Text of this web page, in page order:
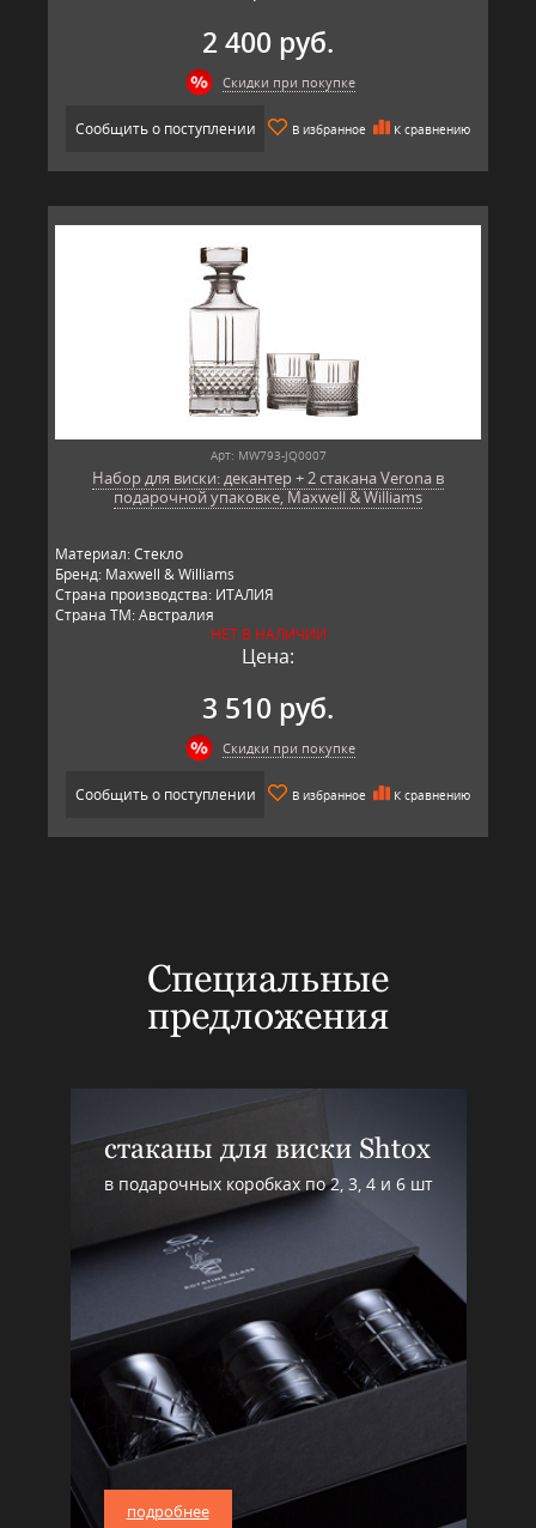
2 400 руб.
Скидки при покупке
Сообщить о поступлении В избранное К сравнению
Арт: MW793-JQ0007
Набор для виски: декантер + 2 стакана Verona в
подарочной упаковке, Maxwell & Williams
Материал: Стекло
Бренд: Maxwell & Williams
Страна производства: ИТАЛИЯ
Страна ТМ: Австралия
НЕТ В НАЛИЧИИ
Цена:
3 510 руб.
Скидки при покупке
Сообщить о поступлении В избранное К сравнению
Специальные
предложения
стаканы для виски Shtox
в подарочных коробках по 2, 3, 4 и 6 шт
подробнее